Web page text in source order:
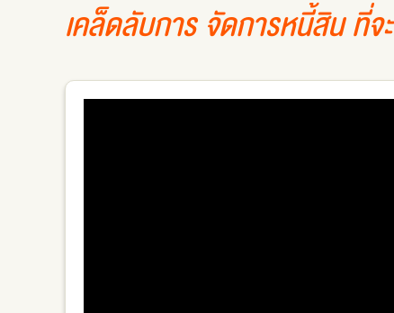
เคล็ดลับการ จัดการหนี้สิน ที่